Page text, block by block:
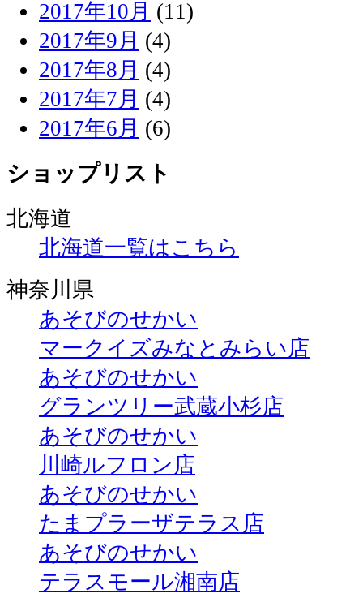
2017年10月 (11)
2017年9月 (4)
2017年8月 (4)
2017年7月 (4)
2017年6月 (6)
ショップリスト
北海道
北海道一覧はこちら
神奈川県
あそびのせかい
マークイズみなとみらい店
あそびのせかい
グランツリー武蔵小杉店
あそびのせかい
川崎ルフロン店
あそびのせかい
たまプラーザテラス店
あそびのせかい
テラスモール湘南店